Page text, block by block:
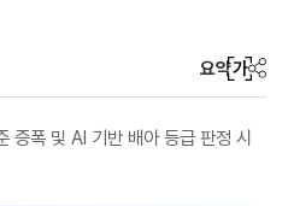
요약가
증폭 및 AI 기반 배아 등급 판정 시